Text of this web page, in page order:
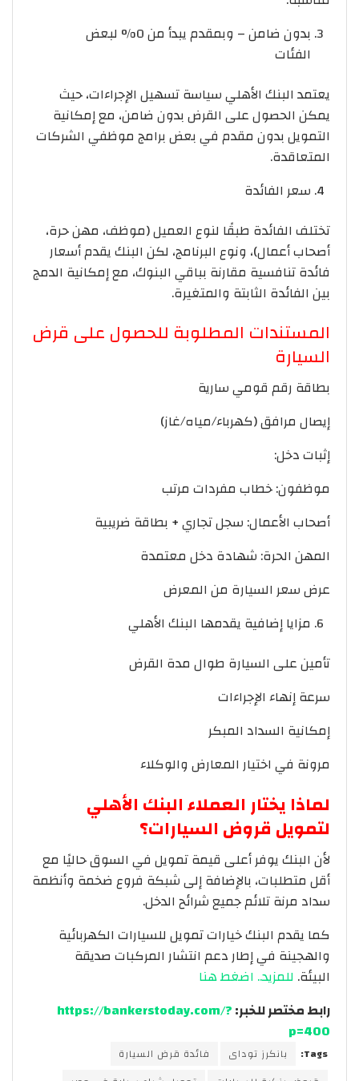
بدون ضامن – وبمقدم يبدأ من 0% لبعض
الفئات
يعتمد البنك الأهلي سياسة تسهيل الإجراءات، حيث
يمكن الحصول على القرض بدون ضامن، مع إمكانية
التمويل بدون مقدم في بعض برامج موظفي الشركات
المتعاقدة.
سعر الفائدة
تختلف الفائدة طبقًا لنوع العميل (موظف، مهن حرة،
أصحاب أعمال)، ونوع البرنامج، لكن البنك يقدم أسعار
فائدة تنافسية مقارنة بباقي البنوك، مع إمكانية الدمج
بين الفائدة الثابتة والمتغيرة.
المستندات المطلوبة للحصول على قرض
السيارة
بطاقة رقم قومي سارية
إيصال مرافق (كهرباء/مياه/غاز)
إثبات دخل:
موظفون: خطاب مفردات مرتب
أصحاب الأعمال: سجل تجاري + بطاقة ضريبية
المهن الحرة: شهادة دخل معتمدة
عرض سعر السيارة من المعرض
مزايا إضافية يقدمها البنك الأهلي
تأمين على السيارة طوال مدة القرض
سرعة إنهاء الإجراءات
إمكانية السداد المبكر
مرونة في اختيار المعارض والوكلاء
لماذا يختار العملاء البنك الأهلي
لتمويل قروض السيارات؟
لأن البنك يوفر أعلى قيمة تمويل في السوق حاليًا مع
أقل متطلبات، بالإضافة إلى شبكة فروع ضخمة وأنظمة
سداد مرنة تلائم جميع شرائح الدخل.
كما يقدم البنك خيارات تمويل للسيارات الكهربائية
والهجينة في إطار دعم انتشار المركبات صديقة
البيئة. للمزيد.. اضغط هنا
رابط مختصر للخبر:https://bankerstoday.com/?
p=400
Tags: بانكرز توداى
فائدة قرض السيارة